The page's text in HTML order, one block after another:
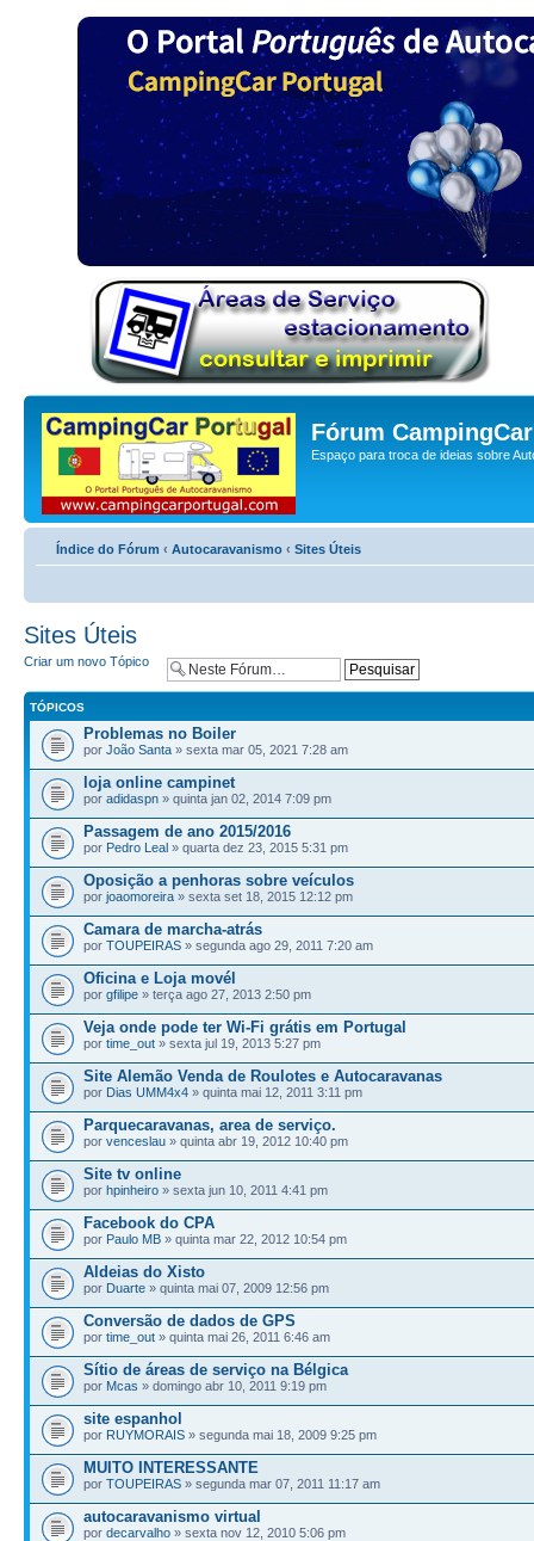
Fórum
Espaço para troca de ideias sobre
Índice do Fórum ‹ Autocaravanismo ‹ Sites Úteis
Sites Úteis
Criar um novo Tópico
TÓPICOS
Problemas no Boiler
por João Santa » sexta mar 05, 2021 7:28 am
loja online campinet
por adidaspn » quinta jan 02, 2014 7:09 pm
Passagem de ano 2015/2016
por Pedro Leal » quarta dez 23, 2015 5:31 pm
Oposição a penhoras sobre veículos
por joaomoreira » sexta set 18, 2015 12:12 pm
Camara de marcha-atrás
por TOUPEIRAS » segunda ago 29, 2011 7:20 am
Oficina e Loja movél
por gfilipe » terça ago 27, 2013 2:50 pm
Veja onde pode ter Wi-Fi grátis em Portugal
por time_out » sexta jul 19, 2013 5:27 pm
Site Alemão Venda de Roulotes e Autocaravanas
por Dias UMM4x4 » quinta mai 12, 2011 3:11 pm
Parquecaravanas, area de serviço.
por venceslau » quinta abr 19, 2012 10:40 pm
Site tv online
por hpinheiro » sexta jun 10, 2011 4:41 pm
Facebook do CPA
por Paulo MB » quinta mar 22, 2012 10:54 pm
Aldeias do Xisto
por Duarte » quinta mai 07, 2009 12:56 pm
Conversão de dados de GPS
por time_out » quinta mai 26, 2011 6:46 am
Sítio de áreas de serviço na Bélgica
por Mcas » domingo abr 10, 2011 9:19 pm
site espanhol
por RUYMORAIS » segunda mai 18, 2009 9:25 pm
MUITO INTERESSANTE
por TOUPEIRAS » segunda mar 07, 2011 11:17 am
autocaravanismo virtual
por decarvalho » sexta nov 12, 2010 5:06 pm